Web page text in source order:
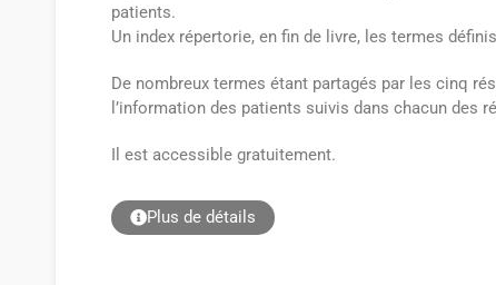
patients.
Un index répertorie, en fin de livre, les termes
De nombreux termes étant partagés par les cinq
l’information des patients suivis dans chacun des
Il est accessible gratuitement.
Plus de détails